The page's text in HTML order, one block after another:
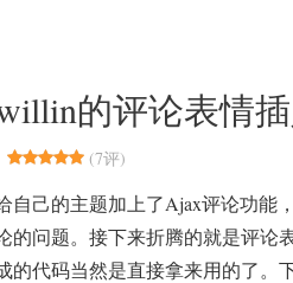
的评论表情
(7评)
自己的主题加上了Ajax评论功能
的问题。接下来折腾的就是评论
的代码当然是直接拿来用的了。